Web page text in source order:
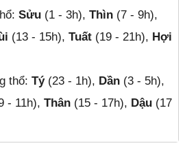
Sửu (1 - 3h),Thìn (7 - 9h),
(13 - 15h),Tuất (19 - 21h), Hợi
thổ:Tý(23 - 1h), Dần (3 - 5h),
- 11h),Thân (15 - 17h), Dậu (17